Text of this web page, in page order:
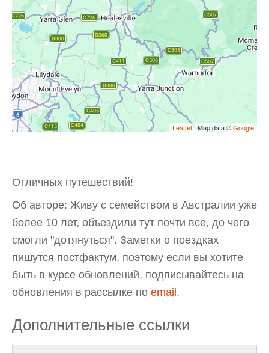
Leaflet| Map data ©Google
Отличных путешествий!
Об авторе: Живу с семейством в Австралии уже
более 10 лет, объездили тут почти все, до чего
смогли "дотянуться". Заметки о поездках
пишутся постфактум, поэтому если вы хотите
быть в курсе обновлений, подписывайтесь на
обновления в рассылке по email .
Дополнительные ссылки